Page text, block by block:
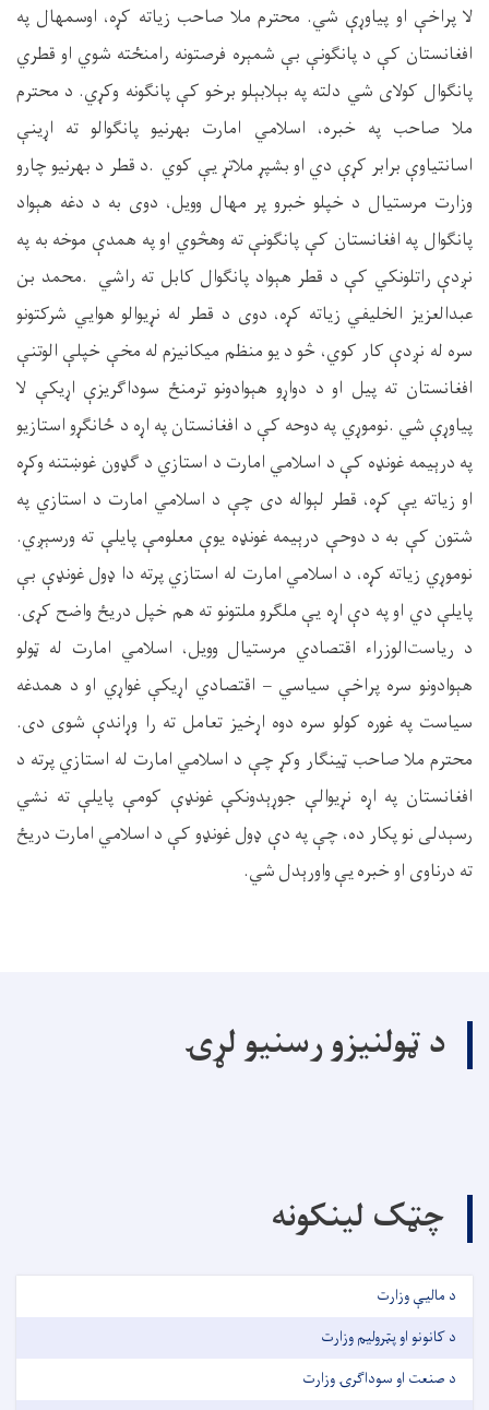
لا پراخې او پياوړې شي. محترم ملا صاحب زیاته کړه، اوسمهال په
افغانستان کې د پانګونې بې شمېره فرصتونه رامنځته شوي او قطري
پانګوال کولای شي دلته په بېلابېلو برخو کې پانګونه وکړي. د محترم
ملا صاحب په خبره، اسلامي امارت بهرنیو پانګوالو ته اړینې
اسانتیاوې برابر کړې دي او بشپړ ملاتړ یې کوي .د قطر د بهرنیو چارو
وزارت مرستیال د خپلو خبرو پر مهال وویل، دوی به د دغه هېواد
پانګوال په افغانستان کې پانګونې ته وهڅوي او په همدې موخه به په
نږدې راتلونکي کې د قطر هېواد پانګوال کابل ته راشي .محمد بن
عبدالعزیز الخلیفي زیاته کړه، دوی د قطر له نړیوالو هوايي شرکتونو
سره له نږدې کار کوي، څو د یو منظم میکانیزم له مخې خپلې الوتنې
افغانستان ته پيل او د دواړو هېوادونو ترمنځ سوداګریزې اړیکې لا
پياوړې شي .نوموړي په دوحه کې د افغانستان په اړه د ځانګړو استازیو
په درېیمه غونډه کې د اسلامي امارت د استازي د ګډون غوښتنه وکړه
او زیاته یې کړه، قطر لېواله دی چې د اسلامي امارت د استازي په
شتون کې به د دوحې درېیمه غونډه یوې معلومې پایلې ته ورسېږي.
نوموړي زیاته کړه، د اسلامي امارت له استازي پرته دا ډول غونډې بې
پایلې دي او په دې اړه یې ملګرو ملتونو ته هم خپل دریځ واضح کړی.
د ریاست‌الوزراء اقتصادي مرستیال وویل، اسلامي امارت له ټولو
هېوادونو سره پراخې سیاسي – اقتصادي اړیکې غواړي او د همدغه
سیاست په غوره کولو سره دوه اړخیز تعامل ته را وړاندې شوی دی.
محترم ملا صاحب ټینګار وکړ چې د اسلامي امارت له استازي پرته د
افغانستان په اړه نړیوالې جوړېدونکې غونډې کومې پایلې ته نشي
رسېدلی نو پکار ده، چې په دې ډول غونډو کې د اسلامي امارت دریځ
ته درناوی او خبره یې واورېدل شي.
د ټولنیزو رسنیو لړۍ
چټک لینکونه
د مالیې وزارت
د کانونو او پټرولیم وزارت
د صنعت او سوداګرۍ وزارت